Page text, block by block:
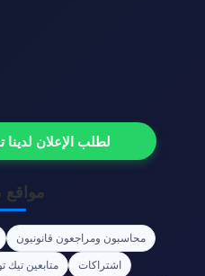
لطلب الإعلان
مواقع
محاسبون ومراجعون قانونيون
اشتراكات
متابعين تيك